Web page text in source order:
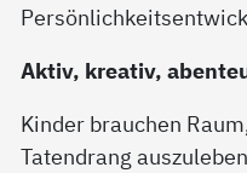
Aktiv, kreativ,
Kinder brauchen
Tatendrang